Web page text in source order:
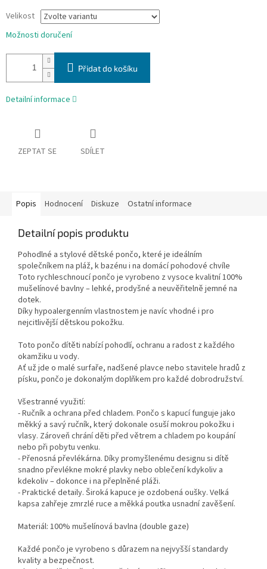
Velikost
Možnosti doručení
Přidat do košíku
Detailní informace
ZEPTAT SE SDÍLET
Popis Hodnocení Diskuze Ostatní informace
Detailní popis produktu
Pohodlné a stylové dětské pončo, které je ideálním
společníkem na pláž, k bazénu i na domácí pohodové chvíle
Toto rychleschnoucí pončo je vyrobeno z vysoce kvalitní 100%
mušelínové bavlny – lehké, prodyšné a neuvěřitelně jemné na
dotek.
Díky hypoalergenním vlastnostem je navíc vhodné i pro
nejcitlivější dětskou pokožku.
Toto pončo dítěti nabízí pohodlí, ochranu a radost z každého
okamžiku u vody.
Ať už jde o malé surfaře, nadšené plavce nebo stavitele hradů z
písku, pončo je dokonalým doplňkem pro každé dobrodružství.
Všestranné využití:
- Ručník a ochrana před chladem. Pončo s kapucí funguje jako
měkký a savý ručník, který dokonale osuší mokrou pokožku i
vlasy. Zároveň chrání děti před větrem a chladem po koupání
nebo při pobytu venku.
- Přenosná převlékárna. Díky promyšlenému designu si dítě
snadno převlékne mokré plavky nebo oblečení kdykoliv a
kdekoliv – dokonce i na přeplněné pláži.
- Praktické detaily. Široká kapuce je ozdobená oušky. Velká
kapsa zahřeje zmrzlé ruce a měkká poutka usnadní zavěšení.
Materiál: 100% mušelínová bavlna (double gaze)
Každé pončo je vyrobeno s důrazem na nejvyšší standardy
kvality a bezpečnost.